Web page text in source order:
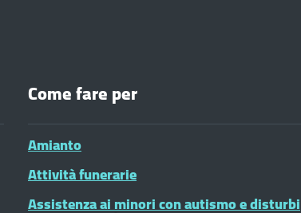
Come fare per
Amianto
Attività funerarie
Assistenza ai minori con autismo e disturbi